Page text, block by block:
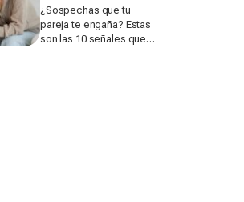
¿Sospechas que tu
pareja te engaña? Estas
son las 10 señales que